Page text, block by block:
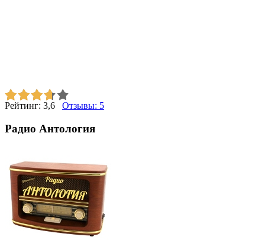
Рейтинг: 3,6 Отзывы: 5
Радио Антология